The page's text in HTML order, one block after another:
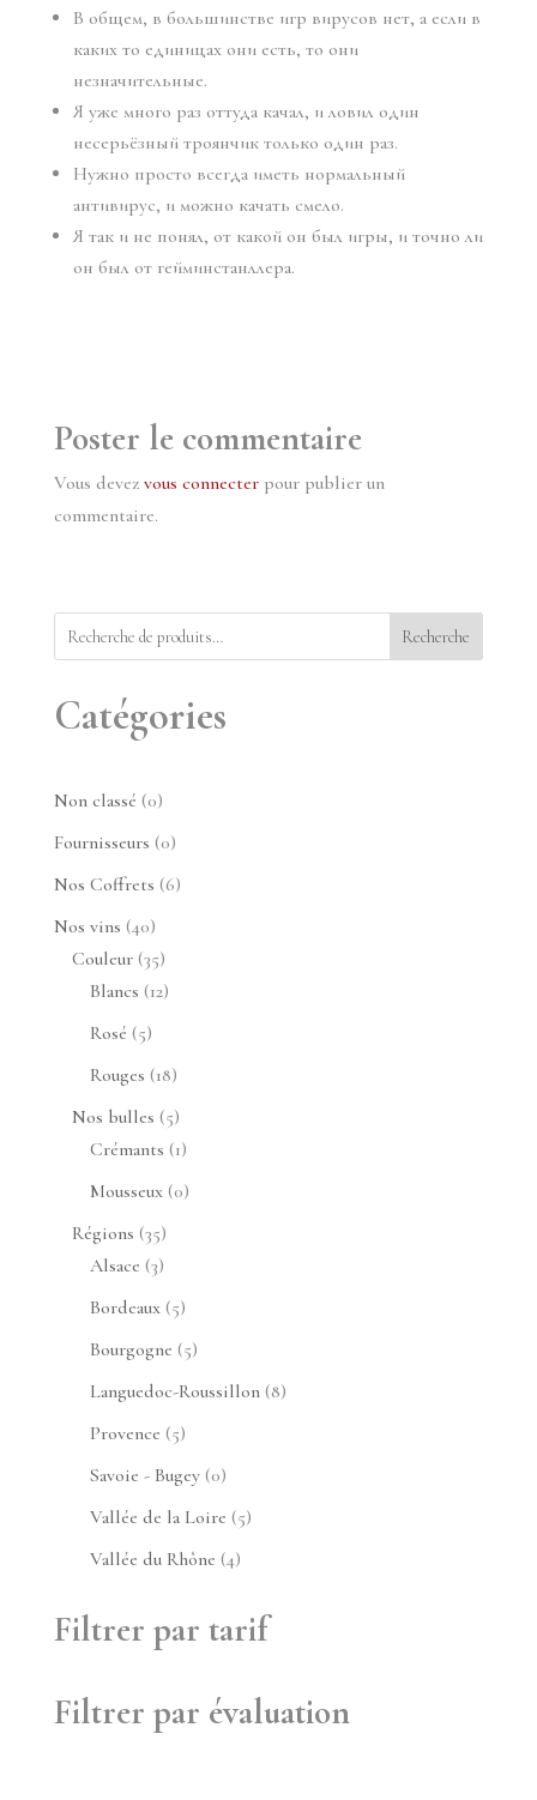
В общем, в большинстве игр вирусов нет, а если в
каких то единицах они есть, то они
незначительные.
Я уже много раз оттуда качал, и ловил один
несерьёзный троянчик только один раз.
Нужно просто всегда иметь нормальный
антивирус, и можно качать смело.
Я так и не понял, от какой он был игры, и точно ли
он был от гейминстанллера.
Poster le commentaire
Vous devez vous connecterpour publier un
commentaire.
Recherche
Catégories
Non classé 00
produit
Fournisseurs 00
produit
Nos Coffrets 66
Nos vins 4040
produits
Couleur 3535
produits
Blancs 1212
Rosé 55
produits
Rouges 1818
produits
Nos bulles 55
produits
Crémants 11
produit
Mousseux 00
Régions 3535
produits
Alsace 33
produits
Bordeaux 55
produits
Bourgogne 55
produits
Languedoc-Roussillon 88
Provence 55
produits
Savoie - Bugey 00
produit
Vallée de la Loire 55
Vallée du Rhône 44
Filtrer par tarif
Filtrer par évaluation